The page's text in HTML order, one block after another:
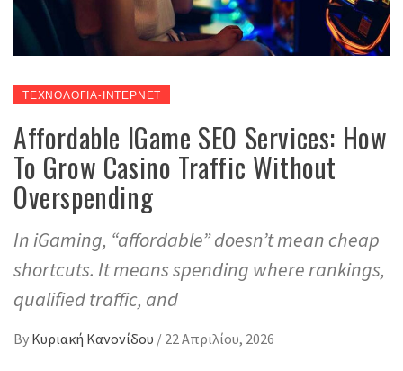
ΤΕΧΝΟΛΟΓΙΑ-ΙΝΤΕΡΝΕΤ
Affordable IGame SEO Services: How
To Grow Casino Traffic Without
Overspending
In iGaming, “affordable” doesn’t mean cheap
shortcuts. It means spending where rankings,
qualified traffic, and
By Κυριακή Κανονίδου / 22 Απριλίου, 2026